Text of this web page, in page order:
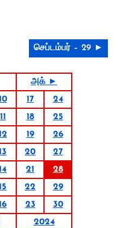
செப்டம்பர் – 29 ►
அக் ►
17
24
11 18
25
19
26
20
27
21
28
22
29
23
30
2024